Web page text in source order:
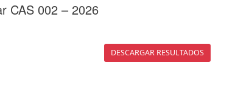
CAS 002 – 2026
DESCARGAR RESULTADOS